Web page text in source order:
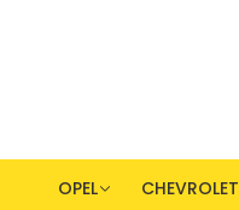
OPEL CHEVROLET